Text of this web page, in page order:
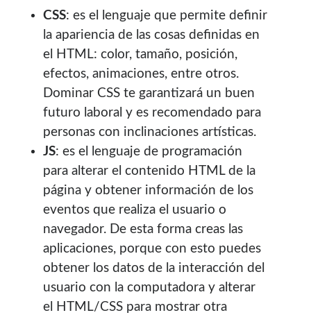
CSS: es el lenguaje que permite definir
la apariencia de las cosas definidas en
el HTML: color, tamaño, posición,
efectos, animaciones, entre otros.
Dominar CSS te garantizará un buen
futuro laboral y es recomendado para
personas con inclinaciones artísticas.
JS: es el lenguaje de programación
para alterar el contenido HTML de la
página y obtener información de los
eventos que realiza el usuario o
navegador. De esta forma creas las
aplicaciones, porque con esto puedes
obtener los datos de la interacción del
usuario con la computadora y alterar
el HTML/CSS para mostrar otra